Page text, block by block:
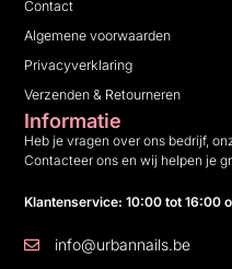
Contact
Algemene voorwaarden
Privacyverklaring
Verzenden & Retourneren
Informatie
Heb je vragen over ons bedrijf,
Contacteer ons en wij helpen je
Klantenservice: 10:00 tot 16:00
info@urbannails.be